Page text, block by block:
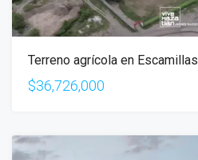
Terreno agrícola en Escamillas
$36,726,000